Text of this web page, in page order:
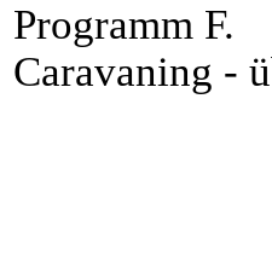
Programm F.
Caravaning -